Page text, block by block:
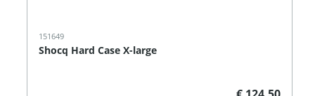
151649
Shocq Hard Case X-large